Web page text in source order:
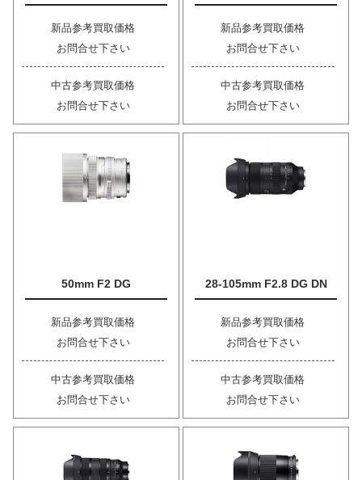
新品参考買取価格
お問合せ下さい
中古参考買取価格
お問合せ下さい
新品参考買取価格
お問合せ下さい
中古参考買取価格
お問合せ下さい
50mm F2 DG
新品参考買取価格
お問合せ下さい
中古参考買取価格
お問合せ下さい
28-105mm F2.8 DG DN
新品参考買取価格
お問合せ下さい
中古参考買取価格
お問合せ下さい